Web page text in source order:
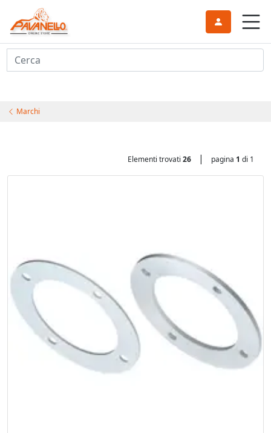
Cerca
Marchi
Elementi trovati 26 | pagina 1 di 1